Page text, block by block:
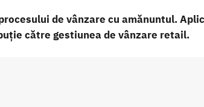
de vânzare cu amănuntul.
către gestiunea de vânzare retail.